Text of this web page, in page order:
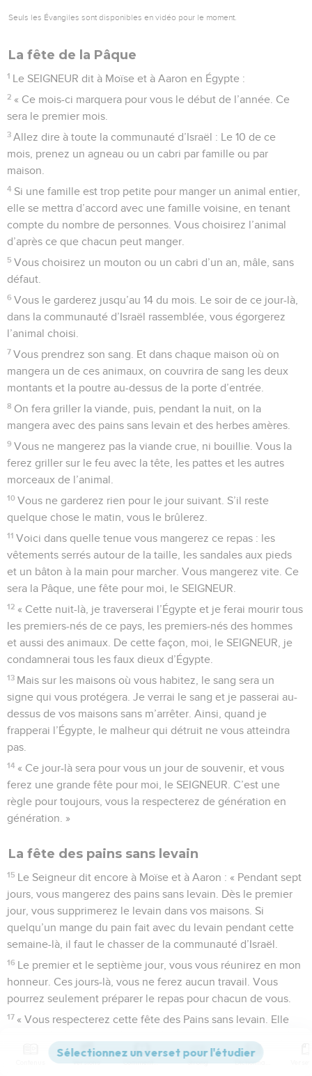
Seuls les Évangiles sont disponibles en vidéo pour le moment.
La fête de la Pâque
1 Le SEIGNEUR dit à Moïse et à Aaron en Égypte :
2 « Ce mois-ci marquera pour vous le début de l’année. Ce
sera le premier mois.
3 Allez dire à toute la communauté d’Israël : Le 10 de ce
mois, prenez un agneau ou un cabri par famille ou par
maison.
4 Si une famille est trop petite pour manger un animal entier,
elle se mettra d’accord avec une famille voisine, en tenant
compte du nombre de personnes. Vous choisirez l’animal
d’après ce que chacun peut manger.
5 Vous choisirez un mouton ou un cabri d’un an, mâle, sans
défaut.
6 Vous le garderez jusqu’au 14 du mois. Le soir de ce jour-là,
dans la communauté d’Israël rassemblée, vous égorgerez
l’animal choisi.
7 Vous prendrez son sang. Et dans chaque maison où on
mangera un de ces animaux, on couvrira de sang les deux
montants et la poutre au-dessus de la porte d’entrée.
8 On fera griller la viande, puis, pendant la nuit, on la
mangera avec des pains sans levain et des herbes amères.
9 Vous ne mangerez pas la viande crue, ni bouillie. Vous la
ferez griller sur le feu avec la tête, les pattes et les autres
morceaux de l’animal.
10 Vous ne garderez rien pour le jour suivant. S’il reste
quelque chose le matin, vous le brûlerez.
11 Voici dans quelle tenue vous mangerez ce repas : les
vêtements serrés autour de la taille, les sandales aux pieds
et un bâton à la main pour marcher. Vous mangerez vite. Ce
sera la Pâque, une fête pour moi, le SEIGNEUR.
12 « Cette nuit-là, je traverserai l’Égypte et je ferai mourir tous
les premiers-nés de ce pays, les premiers-nés des hommes
et aussi des animaux. De cette façon, moi, le SEIGNEUR, je
condamnerai tous les faux dieux d’Égypte.
13 Mais sur les maisons où vous habitez, le sang sera un
signe qui vous protégera. Je verrai le sang et je passerai au-
dessus de vos maisons sans m’arrêter. Ainsi, quand je
frapperai l’Égypte, le malheur qui détruit ne vous atteindra
pas.
14 « Ce jour-là sera pour vous un jour de souvenir, et vous
ferez une grande fête pour moi, le SEIGNEUR. C’est une
règle pour toujours, vous la respecterez de génération en
génération. »
La fête des pains sans levain
15 Le Seigneur dit encore à Moïse et à Aaron : « Pendant sept
jours, vous mangerez des pains sans levain. Dès le premier
jour, vous supprimerez le levain dans vos maisons. Si
quelqu’un mange du pain fait avec du levain pendant cette
semaine-là, il faut le chasser de la communauté d’Israël.
16 Le premier et le septième jour, vous vous réunirez en mon
honneur. Ces jours-là, vous ne ferez aucun travail. Vous
pourrez seulement préparer le repas pour chacun de vous.
17 « Vous respecterez cette fête des Pains sans levain. Elle
peuple en bon ordre. Vous fêterez cet événement de
Versions Commentaires Strong